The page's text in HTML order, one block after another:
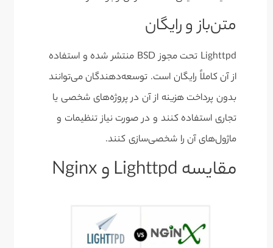
متن‌باز و رایگان
Lighttpd تحت مجوز BSD منتشر شده و استفاده
از آن کاملاً رایگان است. توسعه‌دهندگان می‌توانند
بدون پرداخت هزینه از آن در پروژه‌های شخصی یا
تجاری استفاده کنند و در صورت نیاز تنظیمات و
ماژول‌های آن را شخصی‌سازی کنند.
مقایسه Lighttpd و Nginx